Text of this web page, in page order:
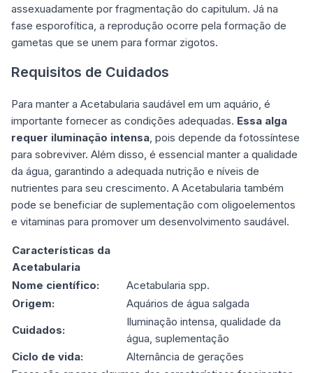
assexuadamente por fragmentação do capitulum. Já na
fase esporofítica, a reprodução ocorre pela formação de
gametas que se unem para formar zigotos.
Requisitos de Cuidados
Para manter a Acetabularia saudável em um aquário, é
importante fornecer as condições adequadas. Essa alga
requer iluminação intensa, pois depende da fotossíntese
para sobreviver. Além disso, é essencial manter a qualidade
da água, garantindo a adequada nutrição e níveis de
nutrientes para seu crescimento. A Acetabularia também
pode se beneficiar de suplementação com oligoelementos
e vitaminas para promover um desenvolvimento saudável.
Características da
Acetabularia
Nome científico:
Acetabularia spp.
Origem:
Aquários de água salgada
Cuidados:
Iluminação intensa, qualidade da
água, suplementação
Ciclo de vida:
Alternância de gerações